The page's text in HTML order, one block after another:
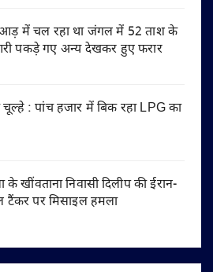
आड़ में चल रहा था जंगल में 52 ताश के
पकड़े गए अन्य देखकर हुए फरार
: पांच हजार में बिक रहा LPG का
के खींवताना निवासी दिलीप की ईरान-
पर मिसाइल हमला